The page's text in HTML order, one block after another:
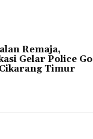
Remaja,
Gelar Police Go
Timur